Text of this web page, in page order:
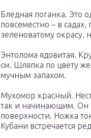
Бледная поганка. Это
повсеместно – в садах,
зеленоватому окрасу,
Энтолома ядовитая.
см. Шляпка по цвету
мучным запахом.
Мухомор красный.
так и начинающим. Он
поверхности. Ножка
Кубани встречается